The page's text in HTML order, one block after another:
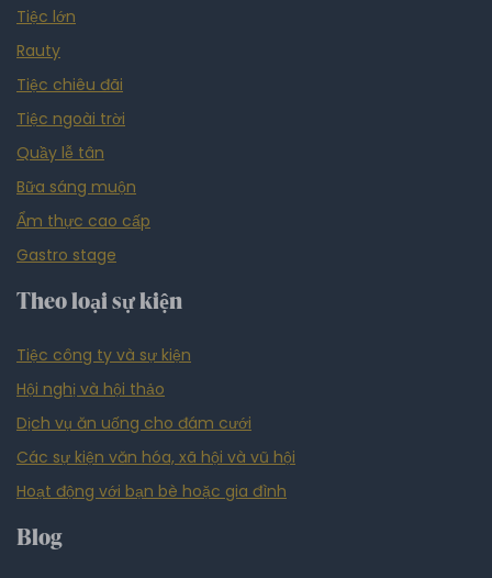
Tiệc lớn
Rauty
Tiệc chiêu đãi
Tiệc ngoài trời
Quầy lễ tân
Bữa sáng muộn
Ẩm thực cao cấp
Gastro stage
Theo loại sự kiện
Tiệc công ty và sự kiện
Hội nghị và hội thảo
Dịch vụ ăn uống cho đám cưới
Các sự kiện văn hóa, xã hội và vũ hội
Hoạt động với bạn bè hoặc gia đình
Blog